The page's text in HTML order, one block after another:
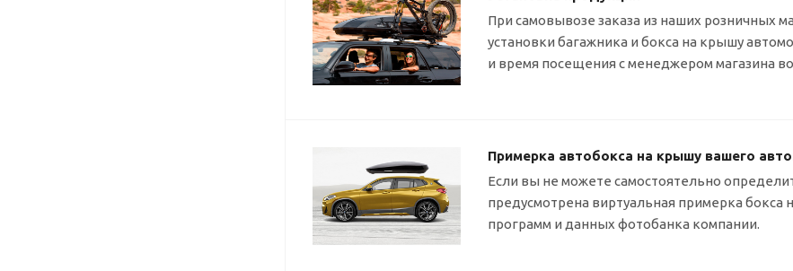
При самовывозе заказа из наших розничных
установки багажника и бокса на крышу
и время посещения с менеджером магазина
Примерка автобокса на крышу вашего
Если вы не можете самостоятельно
предусмотрена виртуальная примерка
программ и данных фотобанка компании.